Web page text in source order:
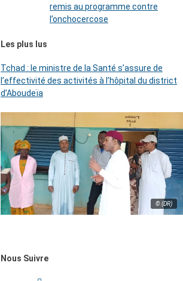
remis au programme contre
l’onchocercose
Les plus lus
Tchad : le ministre de la Santé s’assure de
l’effectivité des activités à l’hôpital du district
d’Aboudeïa
© (DR)
Nous Suivre